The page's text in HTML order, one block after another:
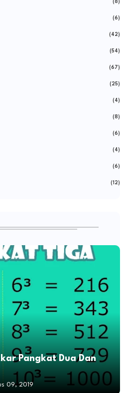
(8)
(6)
(42)
(54)
(67)
(25)
(4)
(8)
(6)
(4)
(6)
(12)
Pangkat Dua Dan
09, 2019